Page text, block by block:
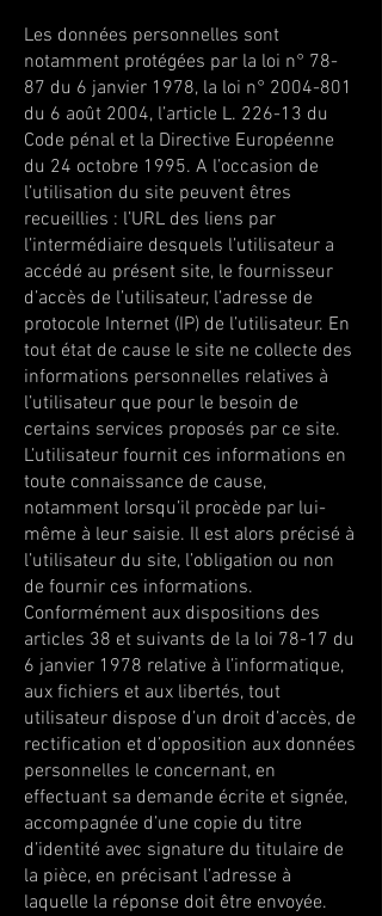
Les données personnelles sont
notamment protégées par la loi n° 78-
87 du 6 janvier 1978, la loi n° 2004-801
du 6 août 2004, l’article L. 226-13 du
Code pénal et la Directive Européenne
du 24 octobre 1995. A l’occasion de
l’utilisation du site peuvent êtres
recueillies : l’URL des liens par
l’intermédiaire desquels l’utilisateur a
accédé au présent site, le fournisseur
d’accès de l’utilisateur, l’adresse de
protocole Internet (IP) de l’utilisateur. En
tout état de cause le site ne collecte des
informations personnelles relatives à
l’utilisateur que pour le besoin de
certains services proposés par ce site.
L’utilisateur fournit ces informations en
toute connaissance de cause,
notamment lorsqu’il procède par lui-
même à leur saisie. Il est alors précisé à
l’utilisateur du site, l’obligation ou non
de fournir ces informations.
Conformément aux dispositions des
articles 38 et suivants de la loi 78-17 du
6 janvier 1978 relative à l’informatique,
aux fichiers et aux libertés, tout
utilisateur dispose d’un droit d’accès, de
rectification et d’opposition aux données
personnelles le concernant, en
effectuant sa demande écrite et signée,
accompagnée d’une copie du titre
d’identité avec signature du titulaire de
la pièce, en précisant l’adresse à
laquelle la réponse doit être envoyée.